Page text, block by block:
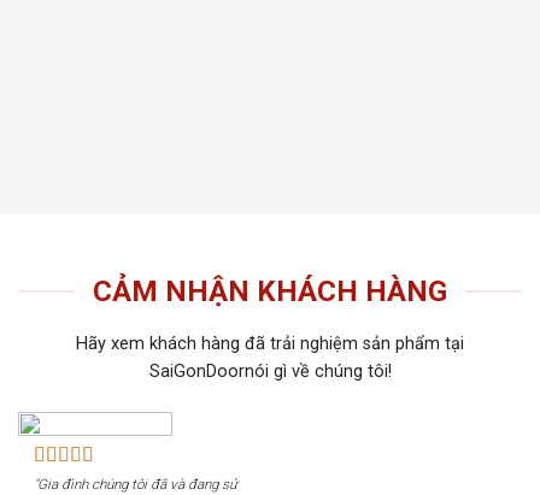
CẢM NHẬN KHÁCH HÀNG
Hãy xem khách hàng đã trải nghiệm sản phẩm tại
SaiGonDoornói gì về chúng tôi!
"Gia đình chúng tôi đã và đang sử